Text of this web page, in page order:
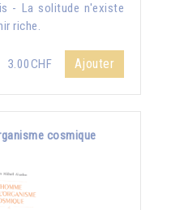
- La solitude n'existe
riche.
3.00CHF Ajouter
cosmique